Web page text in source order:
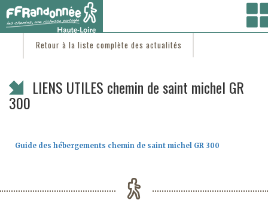
Vous êtes ici :Accueil/C'est d'actu
Retour à la liste complète des actualités
LIENS UTILES chemin de saint michel GR
300
Guide des hébergements chemin de saint michel GR 300